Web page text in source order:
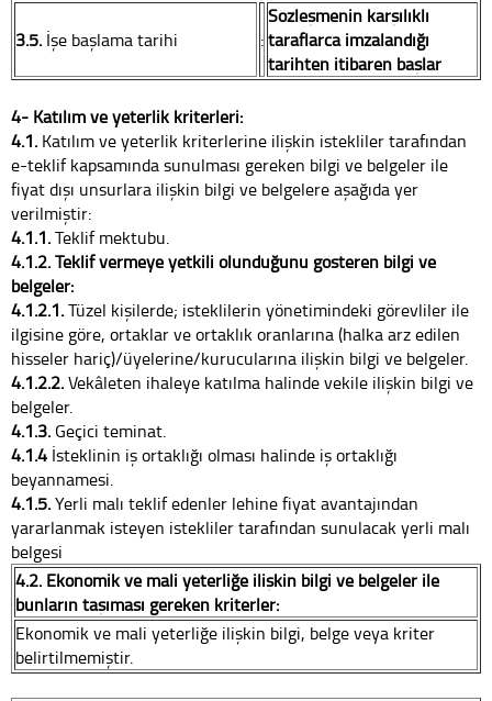
3.5. İşe başlama tarihi :
Sözleşmenin karşılıklı
taraflarca imzalandığı
tarihten itibaren başlar
4- Katılım ve yeterlik kriterleri:
4.1. Katılım ve yeterlik kriterlerine ilişkin istekliler tarafından
e-teklif kapsamında sunulması gereken bilgi ve belgeler ile
fiyat dışı unsurlara ilişkin bilgi ve belgelere aşağıda yer
verilmiştir:
4.1.1.Teklif mektubu.
4.1.2. Teklif vermeye yetkili olunduğunu gösteren bilgi ve
belgeler:
4.1.2.1.Tüzel kişilerde; isteklilerin yönetimindeki görevliler ile
ilgisine göre, ortaklar ve ortaklık oranlarına (halka arz edilen
hisseler hariç)/üyelerine/kurucularına ilişkin bilgi ve belgeler.
4.1.2.2.Vekâleten ihaleye katılma halinde vekile ilişkin bilgi ve
belgeler.
4.1.3. Geçici teminat.
4.1.4 İsteklinin iş ortaklığı olması halinde iş ortaklığı
beyannamesi.
4.1.5.Yerli malı teklif edenler lehine fiyat avantajından
yararlanmak isteyen istekliler tarafından sunulacak yerli malı
belgesi
4.2. Ekonomik ve mali yeterliğe ilişkin bilgi ve belgeler ile
bunların taşıması gereken kriterler:
Ekonomik ve mali yeterliğe ilişkin bilgi, belge veya kriter
belirtilmemiştir.